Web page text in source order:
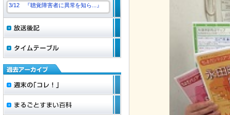
3/12 『聴覚障害者に異常を知ら...』